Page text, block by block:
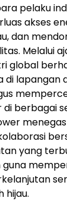
pelaku
akses
dan
Melalui
global
di lapangan
di berbagai
yang
guna
hijau.